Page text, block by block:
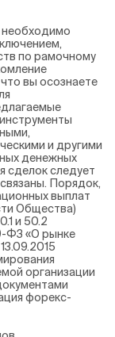
по рамочному
вы осознаете
и другими
денежных
сделок следует
Порядок,
выплат
Общества)
и 50.2
ФЗ «О рынке
организации
форекс-